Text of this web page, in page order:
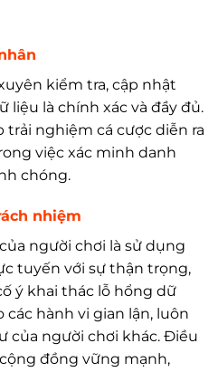
kiểm tra, cập nhật
liệu là chính xác và đầy đủ.
nghiệm cá cược diễn ra
việc xác minh danh
chóng.
nhiệm
người chơi là sử dụng
tuyến với sự thận trọng,
ý khai thác lỗ hổng dữ
các hành vi gian lận, luôn
của người chơi khác. Điều
đồng vững mạnh,